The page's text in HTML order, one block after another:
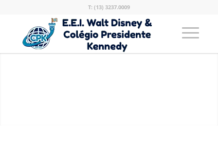
T: (13) 3237.0009